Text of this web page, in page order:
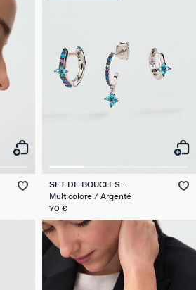
SET DE BOUCLES
D'OREILLES BELOVED MIX &
MATCH
Multicolore / Argenté
70 €